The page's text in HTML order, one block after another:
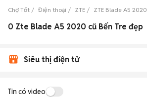
Chợ Tốt Điện thoại ZTE ZTE Blade A5 2020
0 Zte Blade A5 2020 cũ Bến Tre đẹp
Siêu thị điện tử
Tin có video